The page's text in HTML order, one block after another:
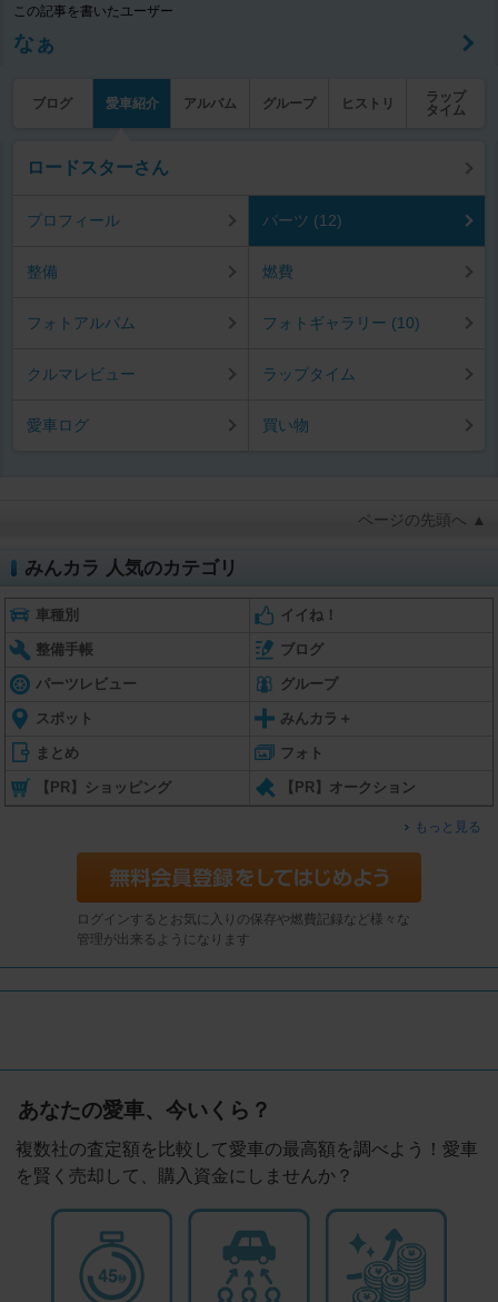
この記事を書いたユーザー
なぁ
ブログ 愛車紹介 アルバム グループ ヒストリ
ラップ
タイム
ロードスターさん
プロフィール パーツ (12)
整備 燃費
フォトアルバム フォトギャラリー (10)
クルマレビュー ラップタイム
愛車ログ 買い物
ページの先頭へ ▲
みんカラ 人気のカテゴリ
車種別 イイね！
整備手帳 ブログ
パーツレビュー グループ
スポット みんカラ＋
まとめ フォト
【PR】ショッピング 【PR】オークション
もっと見る
ログインするとお気に入りの保存や燃費記録など様々な
管理が出来るようになります
あなたの愛車、今いくら？
複数社の査定額を比較して愛車の最高額を調べよう！愛車
を賢く売却して、購入資金にしませんか？